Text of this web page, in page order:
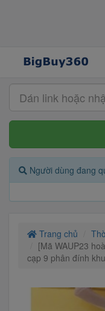
Người dùng đang
Trang chủ
[Mã WAUP23
cạp 9 phân đính